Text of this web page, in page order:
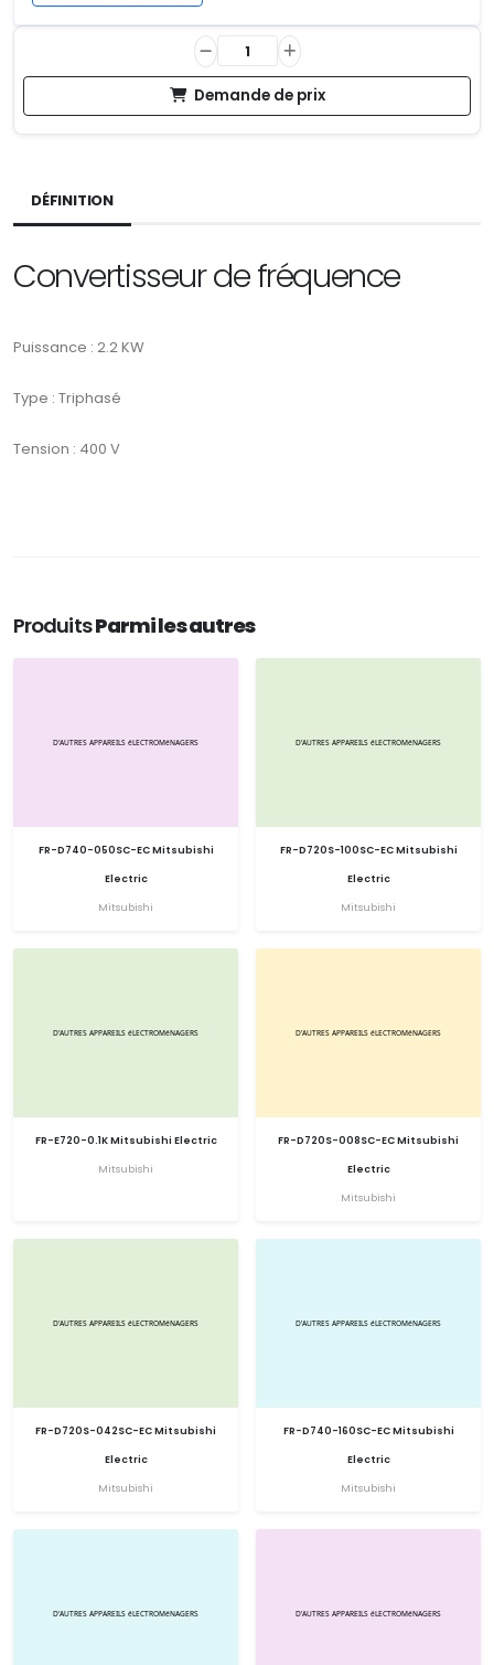
Demande de prix
DÉFINITION
Convertisseur de fréquence
Puissance : 2.2 KW
Type : Triphasé
Tension : 400 V
ProduitsParmi les autres
FR-D740-050SC-EC Mitsubishi
Electric
Mitsubishi
FR-D720S-100SC-EC Mitsubishi
Electric
Mitsubishi
FR-E720-0.1K Mitsubishi Electric
Mitsubishi
FR-D720S-008SC-EC Mitsubishi
Electric
Mitsubishi
FR-D720S-042SC-EC Mitsubishi
Electric
Mitsubishi
FR-D740-160SC-EC Mitsubishi
Electric
Mitsubishi